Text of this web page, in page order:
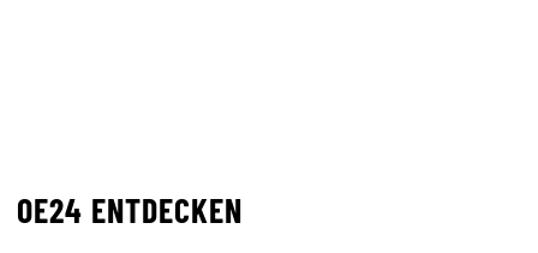
OE24 ENTDECKEN